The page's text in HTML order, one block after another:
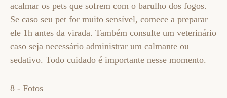
acalmar os pets que sofrem com o barulho dos fogos.
Se caso seu pet for muito sensível, comece a preparar
ele 1h antes da virada. Também consulte um veterinário
caso seja necessário administrar um calmante ou
sedativo. Todo cuidado é importante nesse momento.
8 - Fotos